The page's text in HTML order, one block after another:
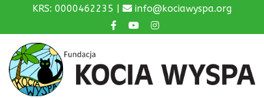
KRS: 0000462235 | info@kociawyspa.org